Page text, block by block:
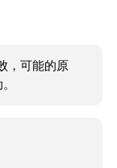
，可能的原